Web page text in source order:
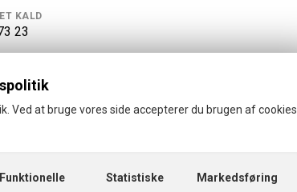
KALD
23
Ved at bruge vores side accepterer du brugen af cookies.
Funktionelle Statistiske Markedsføring